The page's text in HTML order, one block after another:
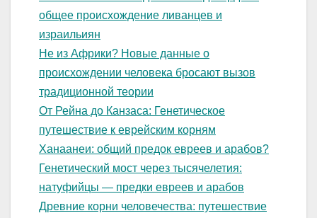
общее происхождение ливанцев и
израильиян
Не из Африки? Новые данные о
происхождении человека бросают вызов
традиционной теории
От Рейна до Канзаса: Генетическое
путешествие к еврейским корням
Ханаанеи: общий предок евреев и арабов?
Генетический мост через тысячелетия:
натуфийцы — предки евреев и арабов
Древние корни человечества: путешествие